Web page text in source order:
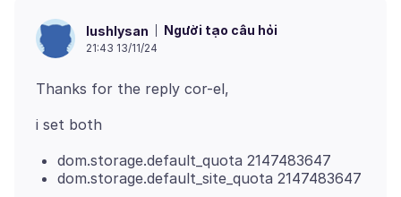
lushlysan Người tạo câu hỏi
21:43 13/11/24
dom.storage.default_quota 2147483647
dom.storage.default_site_quota 2147483647